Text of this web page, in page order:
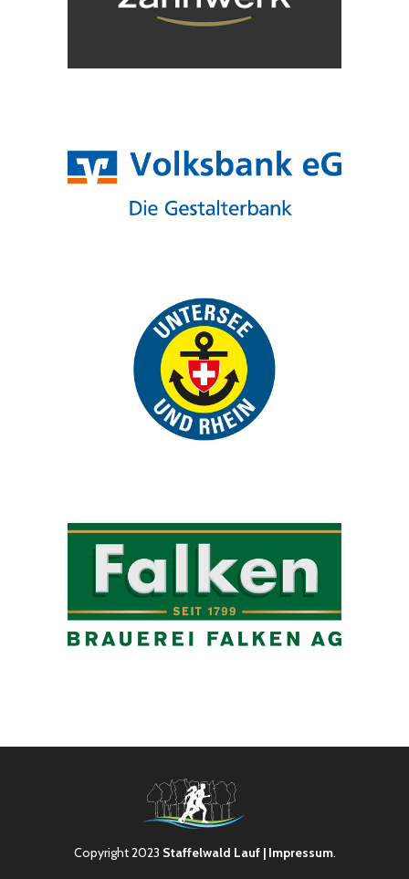
Copyright 2023 Staffelwald Lauf| Impressum.